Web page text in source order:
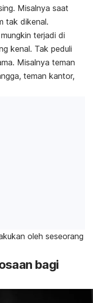
Misalnya saat
tak dikenal.
terjadi di
kenal. Tak peduli
Misalnya teman
teman kantor,
oleh seseorang
bagi